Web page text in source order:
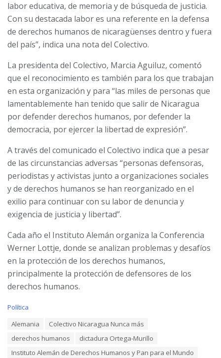
labor educativa, de memoria y de búsqueda de justicia.
Con su destacada labor es una referente en la defensa
de derechos humanos de nicaragüenses dentro y fuera
del país”, indica una nota del Colectivo.
La presidenta del Colectivo, Marcia Aguiluz, comentó
que el reconocimiento es también para los que trabajan
en esta organización y para “las miles de personas que
lamentablemente han tenido que salir de Nicaragua
por defender derechos humanos, por defender la
democracia, por ejercer la libertad de expresión”.
A través del comunicado el Colectivo indica que a pesar
de las circunstancias adversas “personas defensoras,
periodistas y activistas junto a organizaciones sociales
y de derechos humanos se han reorganizado en el
exilio para continuar con su labor de denuncia y
exigencia de justicia y libertad”.
Cada año el Instituto Alemán organiza la Conferencia
Werner Lottje, donde se analizan problemas y desafíos
en la protección de los derechos humanos,
principalmente la protección de defensores de los
derechos humanos.
C
Política
Alemania
Colectivo Nicaragua Nunca más
derechos humanos
dictadura Ortega-Murillo
Instituto Alemán de Derechos Humanos y Pan para el Mundo